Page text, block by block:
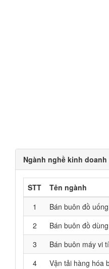
Ngành nghề kinh doanh
STT
Tên ngành
1
Bán buôn đồ uống
2
Bán buôn đồ
3
Bán buôn máy vi
4
Vận tải hàng hóa